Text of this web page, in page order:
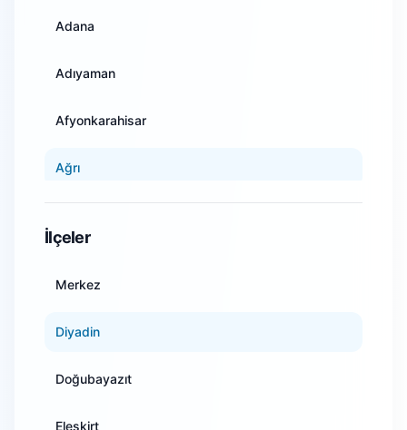
Adana
Adıyaman
Afyonkarahisar
Ağrı
İlçeler
Merkez
Diyadin
Doğubayazıt
Eleşkirt